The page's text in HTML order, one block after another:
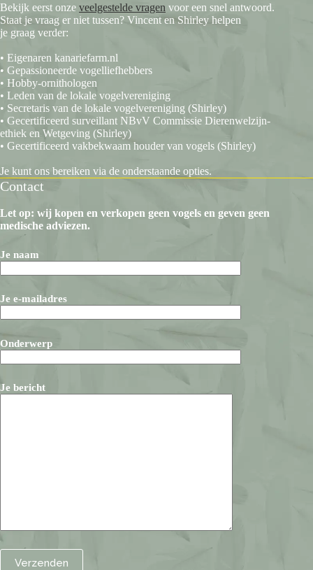
Bekijk eerst onze veelgestelde vragen voor een snel antwoord.
Staat je vraag er niet tussen? Vincent en Shirley helpen
je graag verder:
• Eigenaren kanariefarm.nl
• Gepassioneerde vogelliefhebbers
• Hobby-ornithologen
• Leden van de lokale vogelvereniging
• Secretaris van de lokale vogelvereniging (Shirley)
• Gecertificeerd surveillant NBvV Commissie Dierenwelzijn-
ethiek en Wetgeving (Shirley)
• Gecertificeerd vakbekwaam houder van vogels (Shirley)
Je kunt ons bereiken via de onderstaande opties.
Contact
Let op: wij kopen en verkopen geen vogels en geven geen
medische adviezen.
Je naam
Je e-mailadres
Onderwerp
Je bericht